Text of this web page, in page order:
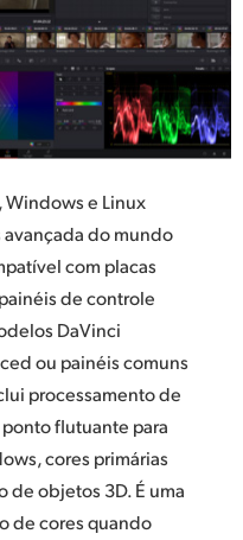
Windows e Linux
avançada do mundo
com placas
de controle
DaVinci
ou painéis comuns
processamento de
flutuante para
cores primárias
de objetos 3D. É uma
de cores quando